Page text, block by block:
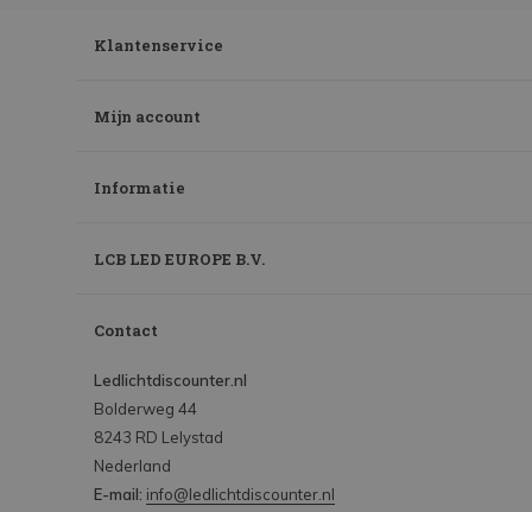
Klantenservice
Mijn account
Informatie
LCB LED EUROPE B.V.
Contact
Ledlichtdiscounter.nl
Bolderweg 44
8243 RD Lelystad
Nederland
E-mail: info@ledlichtdiscounter.nl